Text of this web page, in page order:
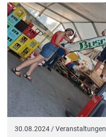
30.08.2024 / Veranstaltungen